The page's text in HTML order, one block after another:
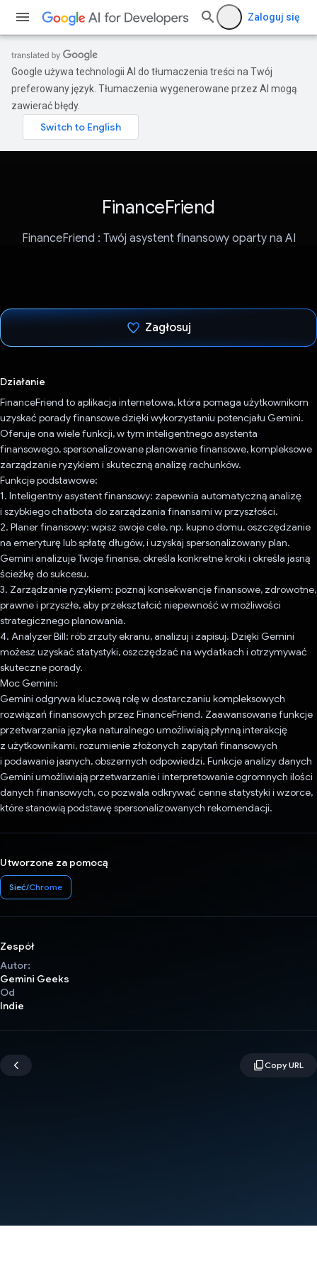
Zaloguj się
Google używa technologii AI do tłumaczenia treści na Twój
preferowany język. Tłumaczenia wygenerowane przez AI mogą
zawierać błędy.
FinanceFriend
FinanceFriend : Twój asystent finansowy oparty na AI
Zagłosuj
Działanie
FinanceFriend to aplikacja internetowa, która pomaga użytkownikom
uzyskać porady finansowe dzięki wykorzystaniu potencjału Gemini.
Oferuje ona wiele funkcji, w tym inteligentnego asystenta
finansowego, spersonalizowane planowanie finansowe, kompleksowe
zarządzanie ryzykiem i skuteczną analizę rachunków.
Funkcje podstawowe:
1. Inteligentny asystent finansowy: zapewnia automatyczną analizę
i szybkiego chatbota do zarządzania finansami w przyszłości.
2. Planer finansowy: wpisz swoje cele, np. kupno domu, oszczędzanie
na emeryturę lub spłatę długów, i uzyskaj spersonalizowany plan.
Gemini analizuje Twoje finanse, określa konkretne kroki i określa jasną
ścieżkę do sukcesu.
3. Zarządzanie ryzykiem: poznaj konsekwencje finansowe, zdrowotne,
prawne i przyszłe, aby przekształcić niepewność w możliwości
strategicznego planowania.
4. Analyzer Bill: rób zrzuty ekranu, analizuj i zapisuj. Dzięki Gemini
możesz uzyskać statystyki, oszczędzać na wydatkach i otrzymywać
skuteczne porady.
Moc Gemini:
Gemini odgrywa kluczową rolę w dostarczaniu kompleksowych
rozwiązań finansowych przez FinanceFriend. Zaawansowane funkcje
przetwarzania języka naturalnego umożliwiają płynną interakcję
z użytkownikami, rozumienie złożonych zapytań finansowych
i podawanie jasnych, obszernych odpowiedzi. Funkcje analizy danych
Gemini umożliwiają przetwarzanie i interpretowanie ogromnych ilości
danych finansowych, co pozwala odkrywać cenne statystyki i wzorce,
które stanowią podstawę spersonalizowanych rekomendacji.
Utworzone za pomocą
Sieć/Chrome
Zespół
Autor:
Gemini Geeks
Od
Indie